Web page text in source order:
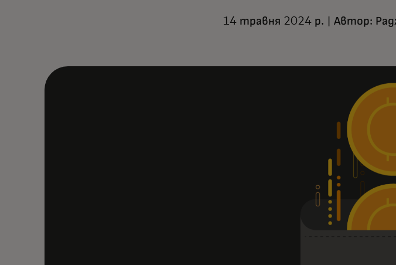
14 травня 2024 р. | Автор: